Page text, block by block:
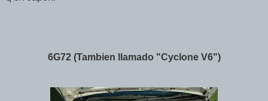
6G72 (Tambien llamado "Cyclone V6")